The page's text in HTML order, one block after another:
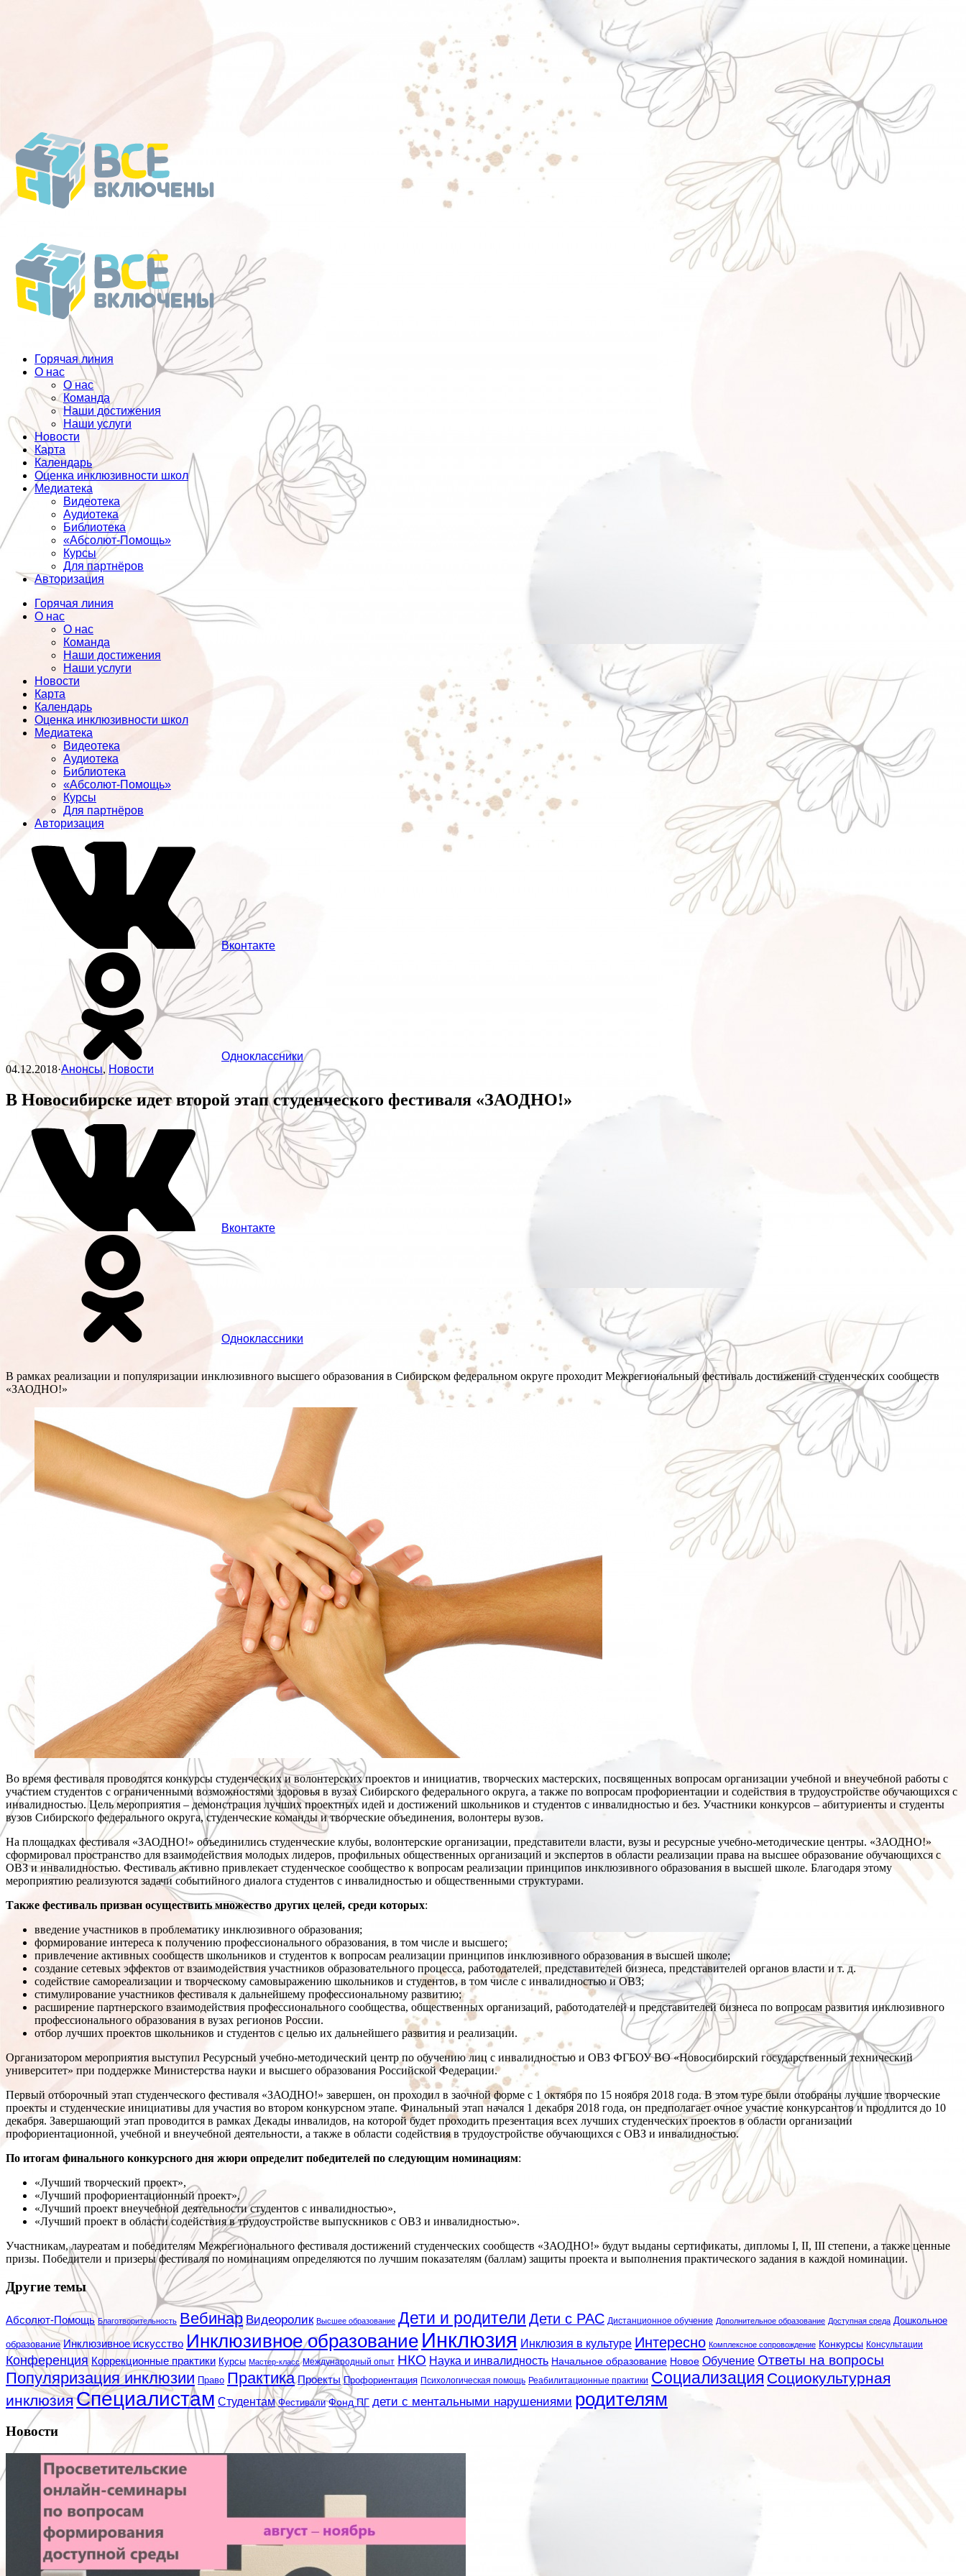
Горячая линия
О нас
О нас
Команда
Наши достижения
Наши услуги
Новости
Карта
Календарь
Оценка инклюзивности школ
Медиатека
Видеотека
Аудиотека
Библиотека
«Абсолют-Помощь»
Курсы
Для партнёров
Авторизация
Горячая линия
О нас
О нас
Команда
Наши достижения
Наши услуги
Новости
Карта
Календарь
Оценка инклюзивности школ
Медиатека
Видеотека
Аудиотека
Библиотека
«Абсолют-Помощь»
Курсы
Для партнёров
Авторизация
Вконтакте
Одноклассники
04.12.2018·Анонсы, Новости
В Новосибирске идет второй этап студенческого фестиваля «ЗАОДНО!»
Вконтакте
Одноклассники
В рамках реализации и популяризации инклюзивного высшего образования в Сибирском федеральном округе проходит Межрегиональный фестиваль достижений студенческих сообществ
«ЗАОДНО!»
Во время фестиваля проводятся конкурсы студенческих и волонтерских проектов и инициатив, творческих мастерских, посвященных вопросам организации учебной и внеучебной работы с
участием студентов с ограниченными возможностями здоровья в вузах Сибирского федерального округа, а также по вопросам профориентации и содействия в трудоустройстве обучающихся с
инвалидностью. Цель мероприятия – демонстрация лучших проектных идей и достижений школьников и студентов с инвалидностью и без. Участники конкурсов – абитуриенты и студенты
вузов Сибирского федерального округа, студенческие команды и творческие объединения, волонтеры вузов.
На площадках фестиваля «ЗАОДНО!» объединились студенческие клубы, волонтерские организации, представители власти, вузы и ресурсные учебно-методические центры. «ЗАОДНО!»
сформировал пространство для взаимодействия молодых лидеров, профильных общественных организаций и экспертов в области реализации права на высшее образование обучающихся с
ОВЗ и инвалидностью. Фестиваль активно привлекает студенческое сообщество к вопросам реализации принципов инклюзивного образования в высшей школе. Благодаря этому
мероприятию реализуются задачи событийного диалога студентов с инвалидностью и общественными структурами.
Также фестиваль призван осуществить множество других целей, среди которых:
введение участников в проблематику инклюзивного образования;
формирование интереса к получению профессионального образования, в том числе и высшего;
привлечение активных сообществ школьников и студентов к вопросам реализации принципов инклюзивного образования в высшей школе;
создание сетевых эффектов от взаимодействия участников образовательного процесса, работодателей, представителей бизнеса, представителей органов власти и т. д.
содействие самореализации и творческому самовыражению школьников и студентов, в том числе с инвалидностью и ОВЗ;
стимулирование участников фестиваля к дальнейшему профессиональному развитию;
расширение партнерского взаимодействия профессионального сообщества, общественных организаций, работодателей и представителей бизнеса по вопросам развития инклюзивного
профессионального образования в вузах регионов России.
отбор лучших проектов школьников и студентов с целью их дальнейшего развития и реализации.
Организатором мероприятия выступил Ресурсный учебно-методический центр по обучению лиц с инвалидностью и ОВЗ ФГБОУ ВО «Новосибирский государственный технический
университет» при поддержке Министерства науки и высшего образования Российской Федерации.
Первый отборочный этап студенческого фестиваля «ЗАОДНО!» завершен, он проходил в заочной форме с 1 октября по 15 ноября 2018 года. В этом туре были отобраны лучшие творческие
проекты и студенческие инициативы для участия во втором конкурсном этапе. Финальный этап начался 1 декабря 2018 года, он предполагает очное участие конкурсантов и продлится до 10
декабря. Завершающий этап проводится в рамках Декады инвалидов, на которой будет проходить презентация всех лучших студенческих проектов в области организации
профориентационной, учебной и внеучебной деятельности, а также в области содействия в трудоустройстве обучающихся с ОВЗ и инвалидностью.
По итогам финального конкурсного дня жюри определит победителей по следующим номинациям:
«Лучший творческий проект»,
«Лучший профориентационный проект»,
«Лучший проект внеучебной деятельности студентов с инвалидностью»,
«Лучший проект в области содействия в трудоустройстве выпускников с ОВЗ и инвалидностью».
Участникам, лауреатам и победителям Межрегионального фестиваля достижений студенческих сообществ «ЗАОДНО!» будут выданы сертификаты, дипломы I, II, III степени, а также ценные
призы. Победители и призеры фестиваля по номинациям определяются по лучшим показателям (баллам) защиты проекта и выполнения практического задания в каждой номинации.
Другие темы
Абсолют-Помощь Благотворительность Вебинар Видеоролик Высшее образование Дети и родители Дети с РАС Дистанционное обучение Дополнительное образование Доступная среда Дошкольное
образование Инклюзивное искусство Инклюзивное образование Инклюзия Инклюзия в культуре Интересно Комплексное сопровождение Конкурсы Консультации
Конференция Коррекционные практики Курсы Мастер-класс Международный опыт НКО Наука и инвалидность Начальное образование Новое Обучение Ответы на вопросы
Популяризация инклюзии Право Практика Проекты Профориентация Психологическая помощь Реабилитационные практики Социализация Социокультурная
инклюзияСпециалистам Студентам Фестивали Фонд ПГ дети с ментальными нарушениями родителям
Новости